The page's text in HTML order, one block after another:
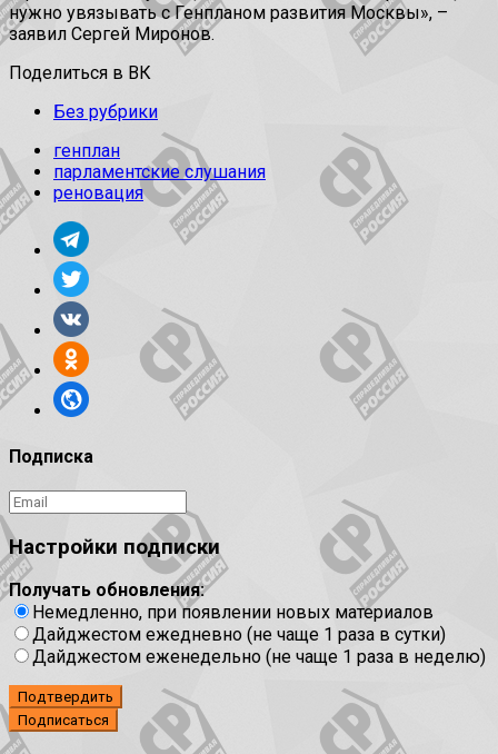
нужно увязывать с Генпланом развития Москвы», –
заявил Сергей Миронов.
Поделиться в ВК
Без рубрики
генплан
парламентские слушания
реновация
Подписка
Настройки подписки
Получать обновления:
Немедленно, при появлении новых материалов
Дайджестом ежедневно (не чаще 1 раза в сутки)
Дайджестом еженедельно (не чаще 1 раза в неделю)
Подтвердить